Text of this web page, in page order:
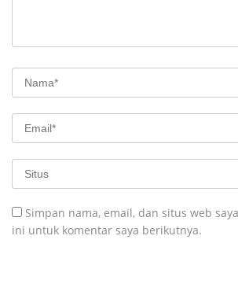
Simpan nama, email, dan situs web
ini untuk komentar saya berikutnya.